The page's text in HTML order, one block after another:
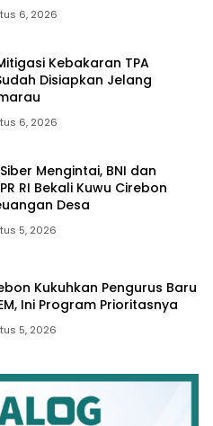
6, 2026
Kebakaran TPA
Disiapkan Jelang
6, 2026
Mengintai, BNI dan
RI Bekali Kuwu Cirebon
Desa
5, 2026
Kukuhkan Pengurus Baru
Ini Program Prioritasnya
5, 2026